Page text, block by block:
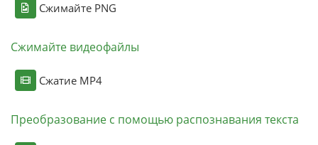
Сжимайте PNG
Сжимайте видеофайлы
Сжатие MP4
Преобразование с помощью распознавания текста